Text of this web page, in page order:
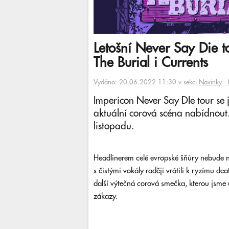
Letošní Never Say Die
The Burial i Currents
Vydáno: 20.06.2022 11:30 v sekci Novinky -
Impericon Never Say DIe tour
aktuální corová scéna
listopadu.
Headlinerem celé evropské šňůry
s čistými vokály raději vrátili k ryzímu
další výtečná corová smečka, kterou
zákazy.